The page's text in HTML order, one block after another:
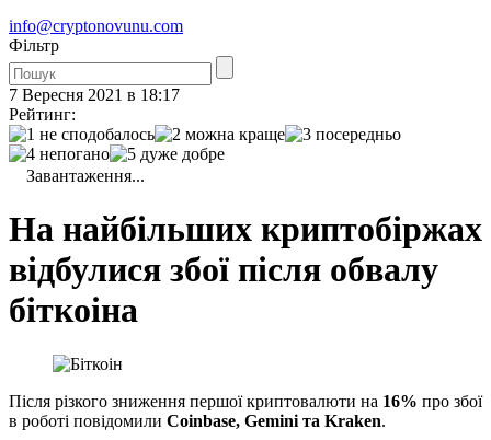
info@cryptonovunu.com
Фiльтр
7 Вересня 2021 в 18:17
Рейтинг:
Завантаження...
На найбільших криптобіржах
відбулися збої після обвалу
біткоіна
Після різкого зниження першої криптовалюти на 16% про збої
в роботі повідомили Coinbase, Gemini та Kraken.